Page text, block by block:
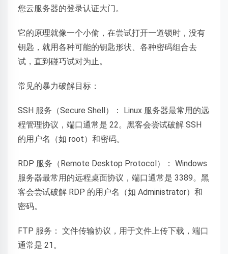
您云服务器的登录认证大门。
它的原理就像一个小偷，在尝试打开一道锁时，没有
钥匙，就用各种可能的钥匙形状、各种密码组合去
试，直到碰巧试对为止。
常见的暴力破解目标：
SSH 服务（Secure Shell）： Linux 服务器最常用的远
程管理协议，端口通常是 22。黑客会尝试破解 SSH
的用户名（如 root）和密码。
RDP 服务（Remote Desktop Protocol）： Windows
服务器最常用的远程桌面协议，端口通常是 3389。黑
客会尝试破解 RDP 的用户名（如 Administrator）和
密码。
FTP 服务： 文件传输协议，用于文件上传下载，端口
通常是 21。